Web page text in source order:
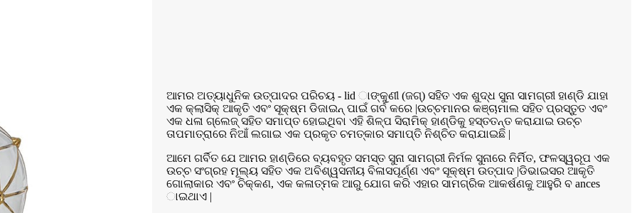
ଆମର ଅତ୍ୟାଧୁନିକ ଉତ୍ପାଦର ପରିଚୟ - lid ାଙ୍କୁଣୀ (ଜଗ୍) ସହିତ ଏକ ଶୁଦ୍ଧ ସୁନା ସାମଗ୍ରୀ ହାଣ୍ଡି ଯାହା
ଏକ କ୍ଲାସିକ୍ ଆକୃତି ଏବଂ ସୂକ୍ଷ୍ମ ଡିଜାଇନ୍ ପାଇଁ ଗର୍ବ କରେ |ଉଚ୍ଚମାନର କଞ୍ଚାମାଲ ସହିତ ପ୍ରସ୍ତୁତ ଏବଂ
ଏକ ଧଳା ଗ୍ଲେଜ୍ ସହିତ ସମାପ୍ତ ହୋଇଥିବା ଏହି ଶିଳ୍ପ ସିରାମିକ୍ ହାଣ୍ଡିକୁ ହସ୍ତତନ୍ତ କରାଯାଇ ଉଚ୍ଚ
ତାପମାତ୍ରାରେ ନିଆଁ ଲଗାଇ ଏକ ପ୍ରକୃତ ଚମତ୍କାର ସମାପ୍ତି ନିଶ୍ଚିତ କରାଯାଇଛି |
ଆମେ ଗର୍ବିତ ଯେ ଆମର ହାଣ୍ଡିରେ ବ୍ୟବହୃତ ସମସ୍ତ ସୁନା ସାମଗ୍ରୀ ନିର୍ମଳ ସୁନାରେ ନିର୍ମିତ, ଫଳସ୍ୱରୂପ ଏକ
ଉଚ୍ଚ ସଂଗ୍ରହ ମୂଲ୍ୟ ସହିତ ଏକ ଅବିଶ୍ୱସନୀୟ ବିଳାସପୂର୍ଣ୍ଣ ଏବଂ ସୂକ୍ଷ୍ମ ଉତ୍ପାଦ |ଡିଭାଇସର ଆକୃତି
ଗୋଲାକାର ଏବଂ ଚିକ୍କଣ, ଏକ କଳାତ୍ମକ ଆରୁ ଯୋଗ କରି ଏହାର ସାମଗ୍ରିକ ଆକର୍ଷଣକୁ ଆହୁରି ବ ances
ାଇଥାଏ |